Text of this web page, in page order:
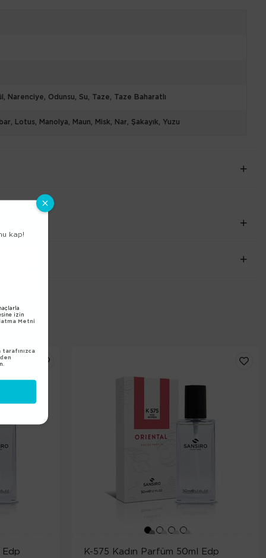
Narenciye Odunsu Su Taze Taze Baharatlı
Lotus Manolya Maun Misk Nar Şakayık Yuzu
Edp K-575 Kadın Parfüm 50ml Edp
kap!
izin
Metni
tarafınızca